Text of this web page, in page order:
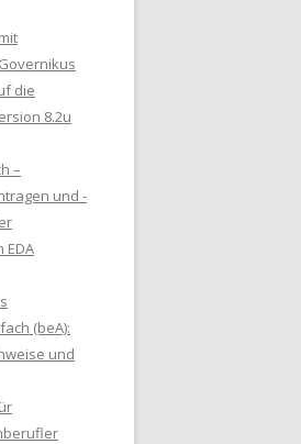
die
8.2u
–
und -
EDA
(beA):
und